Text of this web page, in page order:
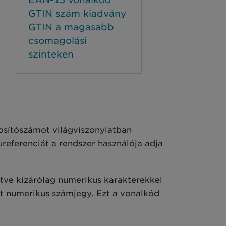
GTIN szám kiadvány
GTIN a magasabb
csomagolási
szinteken
világviszonylatban
a rendszer használója adja
kizárólag numerikus karakterekkel
számjegy. Ezt a vonalkód